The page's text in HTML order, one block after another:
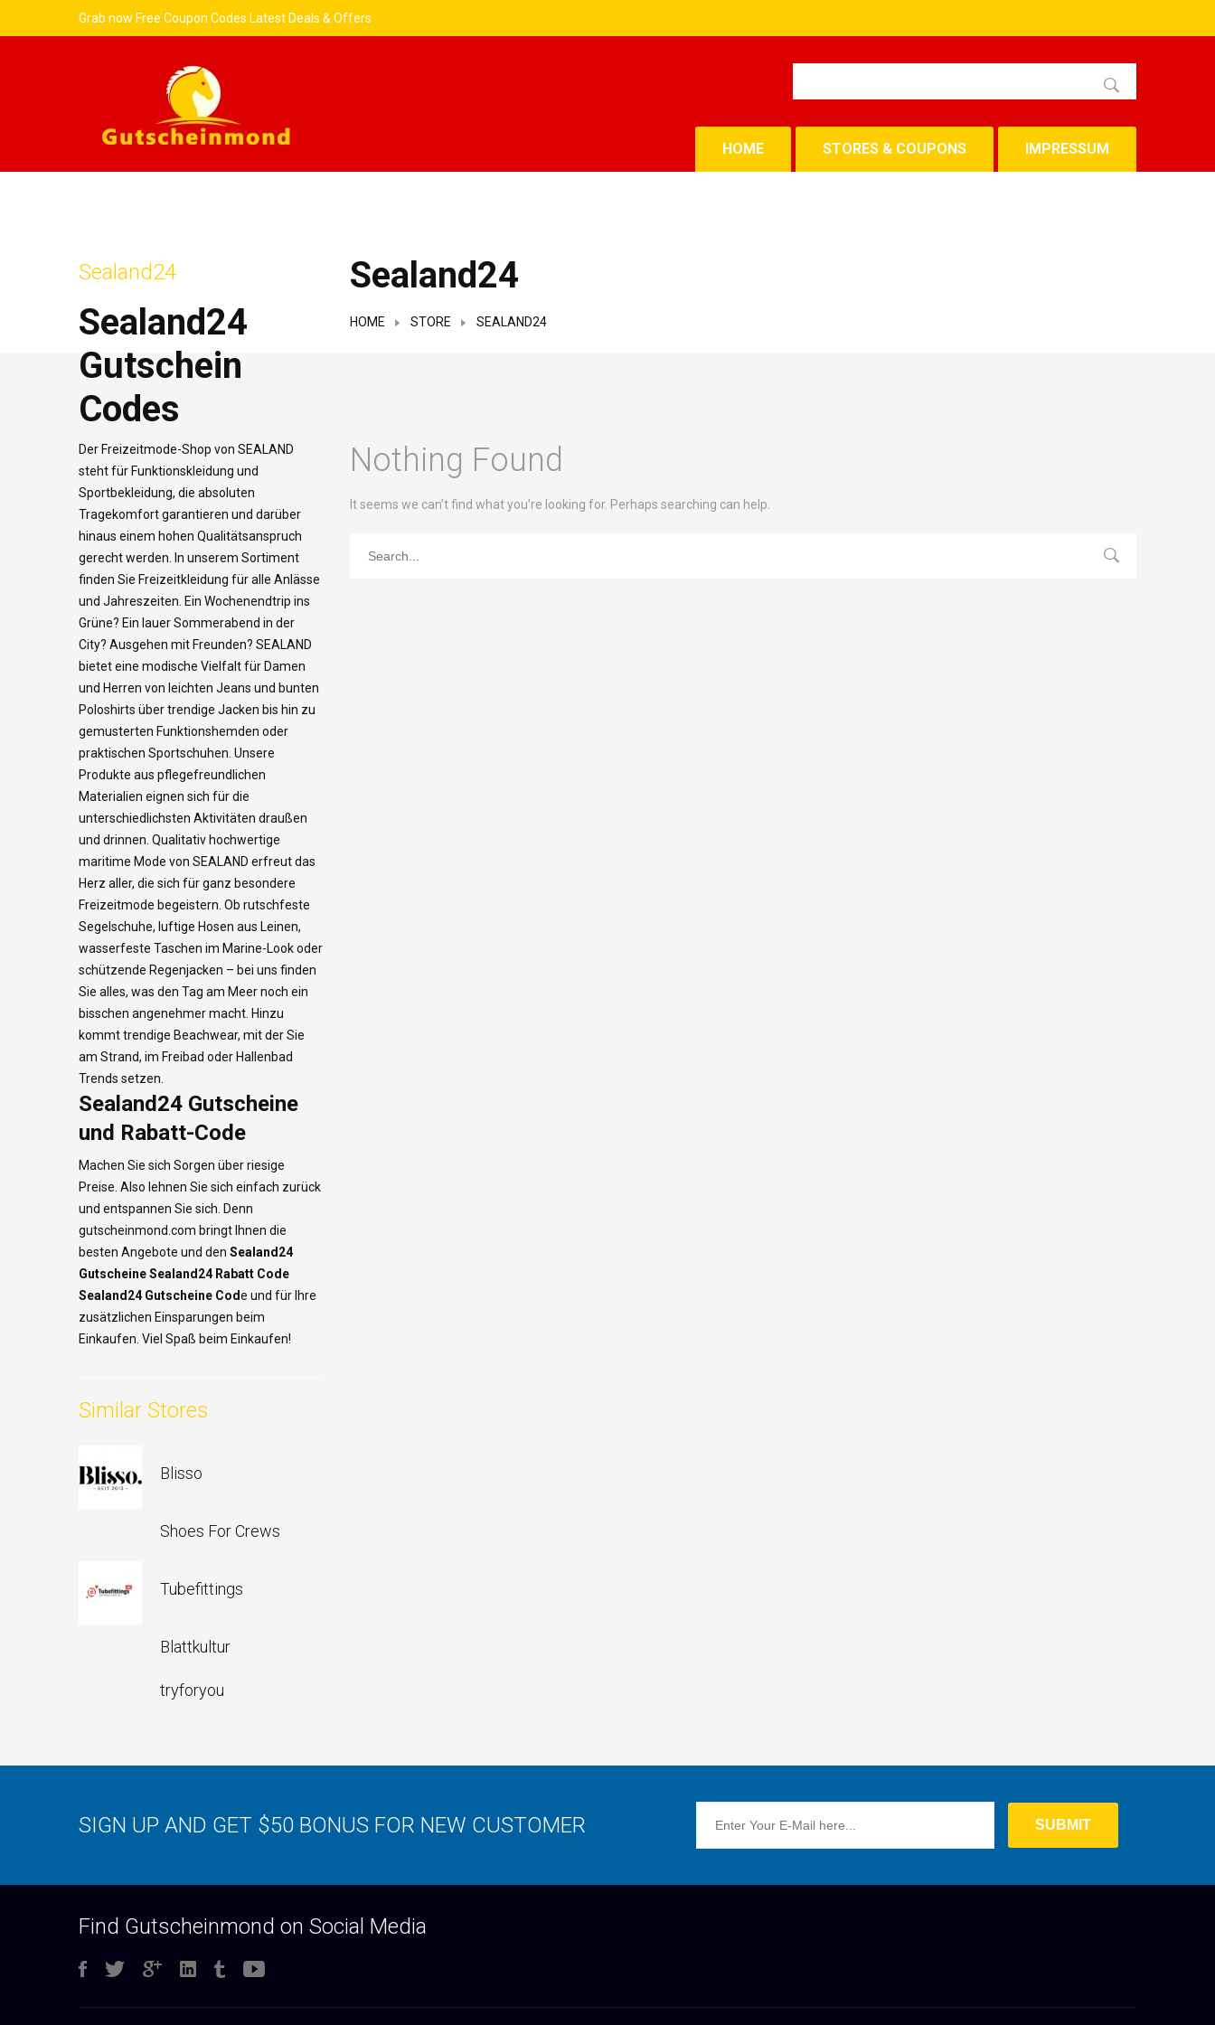
Grab now Free Coupon Codes Latest Deals & Offers
HOME STORES & COUPONS IMPRESSUM
Sealand24
HOME STORE SEALAND24
Nothing Found
It seems we can’t find what you’re looking for. Perhaps searching can help.
Sealand24
Sealand24
Gutschein
Codes
Der Freizeitmode-Shop von SEALAND
steht für Funktionskleidung und
Sportbekleidung, die absoluten
Tragekomfort garantieren und darüber
hinaus einem hohen Qualitätsanspruch
gerecht werden. In unserem Sortiment
finden Sie Freizeitkleidung für alle Anlässe
und Jahreszeiten. Ein Wochenendtrip ins
Grüne? Ein lauer Sommerabend in der
City? Ausgehen mit Freunden? SEALAND
bietet eine modische Vielfalt für Damen
und Herren von leichten Jeans und bunten
Poloshirts über trendige Jacken bis hin zu
gemusterten Funktionshemden oder
praktischen Sportschuhen. Unsere
Produkte aus pflegefreundlichen
Materialien eignen sich für die
unterschiedlichsten Aktivitäten draußen
und drinnen. Qualitativ hochwertige
maritime Mode von SEALAND erfreut das
Herz aller, die sich für ganz besondere
Freizeitmode begeistern. Ob rutschfeste
Segelschuhe, luftige Hosen aus Leinen,
wasserfeste Taschen im Marine-Look oder
schützende Regenjacken – bei uns finden
Sie alles, was den Tag am Meer noch ein
bisschen angenehmer macht. Hinzu
kommt trendige Beachwear, mit der Sie
am Strand, im Freibad oder Hallenbad
Trends setzen.
Sealand24 Gutscheine
und Rabatt-Code
Machen Sie sich Sorgen über riesige
Preise. Also lehnen Sie sich einfach zurück
und entspannen Sie sich. Denn
gutscheinmond.com bringt Ihnen die
besten Angebote und den Sealand24
Gutscheine Sealand24 Rabatt Code
Sealand24 Gutscheine Code und für Ihre
zusätzlichen Einsparungen beim
Einkaufen. Viel Spaß beim Einkaufen!
Similar Stores
Blisso
Shoes For Crews
Tubefittings
Blattkultur
tryforyou
SIGN UP AND GET $50 BONUS FOR NEW CUSTOMER
Find Gutscheinmond on Social Media